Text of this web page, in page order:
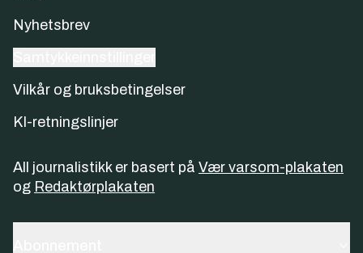
Nyhetsbrev
Vilkår og bruksbetingelser
KI-retningslinjer
All journalistikk er basert på Vær varsom-plakaten
og Redaktørplakaten